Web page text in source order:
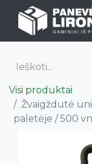
Visi produktai
Žvaigždutė
paletėje / 500